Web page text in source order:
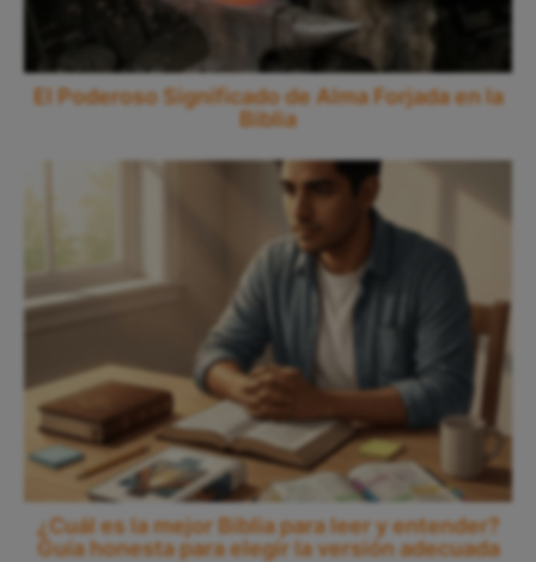
El Poderoso Significado de Alma Forjada en la
Biblia
¿Cuál es la mejor Biblia para leer y entender?
Guía honesta para elegir la versión adecuada